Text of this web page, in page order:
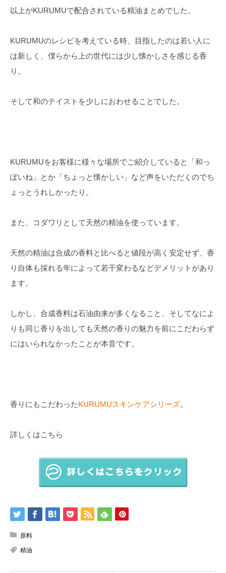
以上がKURUMUで配合されている精油まとめでした。
KURUMUのレシピを考えている時、目指したのは若い人に
は新しく、僕らから上の世代には少し懐かしさを感じる香
り。
そして和のテイストを少しにおわせることでした。
KURUMUをお客様に様々な場所でご紹介していると「和っ
ぽいね」とか「ちょっと懐かしい」など声をいただくのでち
ょっとうれしかったり。
また、コダワリとして天然の精油を使っています。
天然の精油は合成の香料と比べると値段が高く安定せず、香
り自体も採れる年によって若干変わるなどデメリットがあり
ます。
しかし、合成香料は石油由来が多くなること、そしてなによ
りも同じ香りを出しても天然の香りの魅力を前にこだわらず
にはいられなかったことが本音です。
香りにもこだわったKURUMUスキンケアシリーズ。
詳しくはこちら
原料
精油